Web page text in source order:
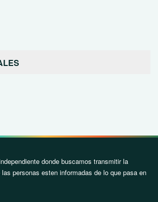
donde buscamos transmitir la
personas esten informadas de lo que pasa en